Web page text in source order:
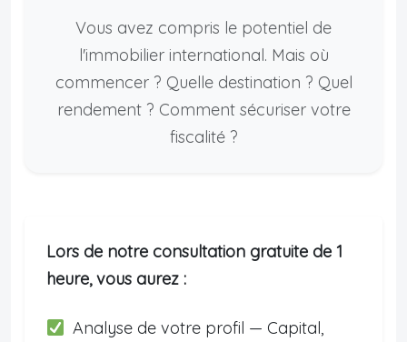
Vous avez compris le potentiel de
l'immobilier international. Mais où
commencer ? Quelle destination ? Quel
rendement ? Comment sécuriser votre
fiscalité ?
Lors de notre consultation gratuite de 1
heure, vous aurez :
Analyse de votre profil — Capital,